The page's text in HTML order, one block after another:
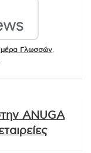
Γλωσσών
ANUGA